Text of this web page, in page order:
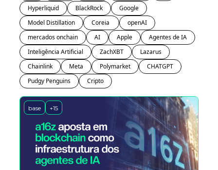
Hyperliquid
BlackRock
Google
Model Distillation
openAI
mercados onchain
AI Apple
Agentes de IA
Inteligência Artificial
ZachXBT
Lazarus
Chainlink
Meta Polymarket
CHATGPT
Pudgy Penguins
Cripto
base +15